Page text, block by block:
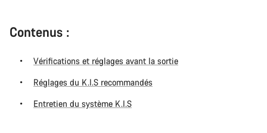
Contenus :
Vérifications et réglages avant la sortie
Réglages du K.I.S recommandés
Entretien du système K.I.S